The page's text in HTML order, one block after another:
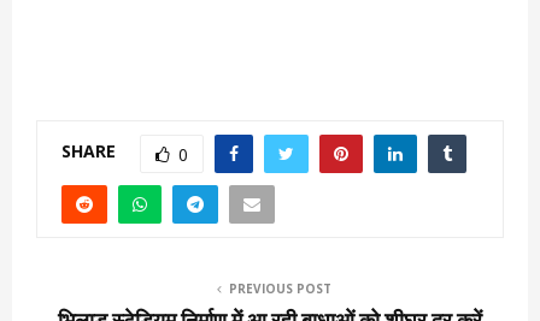
SHARE 0
PREVIOUS POST